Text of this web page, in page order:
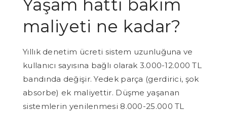
Yaşam hattı bakım
maliyeti ne kadar?
Yıllık denetim ücreti sistem uzunluğuna ve
kullanıcı sayısına bağlı olarak 3.000-12.000 TL
bandında değişir. Yedek parça (gerdirici, şok
absorbe) ek maliyettir. Düşme yaşanan
sistemlerin yenilenmesi 8.000-25.000 TL